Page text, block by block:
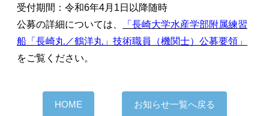
受付期間：令和6年4月1日以降随時
公募の詳細については、
「長崎大学水産学部附属練習
船「長崎丸／鶴洋丸」技術職員（機関士）公募要領」
をご覧ください。
HOME お知らせ一覧へ戻る